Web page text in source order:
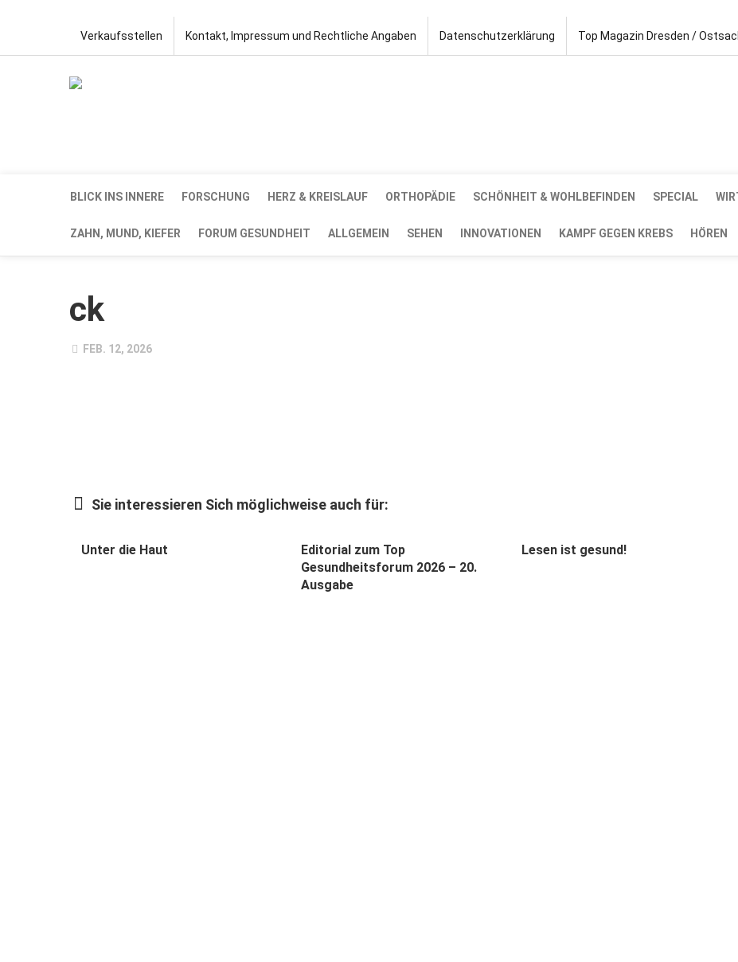
Verkaufsstellen Kontakt, Impressum und Rechtliche Angaben Datenschutzerklärung Top Magazin Dresden /
BLICK INS INNERE FORSCHUNG HERZ & KREISLAUF ORTHOPÄDIE SCHÖNHEIT & WOHLBEFINDEN SPECIAL
ZAHN, MUND, KIEFER FORUM GESUNDHEIT ALLGEMEIN SEHEN INNOVATIONEN KAMPF GEGEN KREBS HÖREN
ck
FEB. 12, 2026
Sie interessieren Sich möglichweise auch für:
Unter die Haut
Editorial zum Top
Gesundheitsforum 2026 – 20.
Ausgabe
Lesen ist gesund!